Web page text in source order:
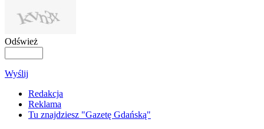
Odśwież
Wyślij
Redakcja
Reklama
Tu znajdziesz "Gazetę Gdańską"